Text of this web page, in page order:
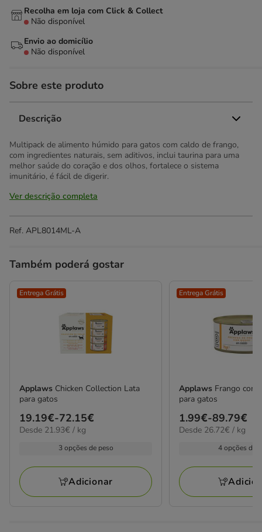
Recolha em loja com Click & Collect
Não disponível
Envio ao domicílio
Não disponível
Sobre este produto
Descrição
Multipack de alimento húmido para gatos com caldo de frango,
com ingredientes naturais, sem aditivos, inclui taurina para uma
melhor saúde do coração e dos olhos, fortalece o sistema
imunitário, é fácil de digerir.
Ver descrição completa
Ref. APL8014ML-A
Também poderá gostar
Entrega Grátis
Applaws Chicken Collection Lata
para gatos
Preço
de
72.15€
19.19€-72.15€
21.93€
Desde 21.93€ / kg
3 opções de peso
Adicionar
Entrega Grátis
Applaws Frango com
para gatos
Preço
de
89.79€
1.99€-89.79€
26.72€
Desde 26.72€ / kg
4 opções de